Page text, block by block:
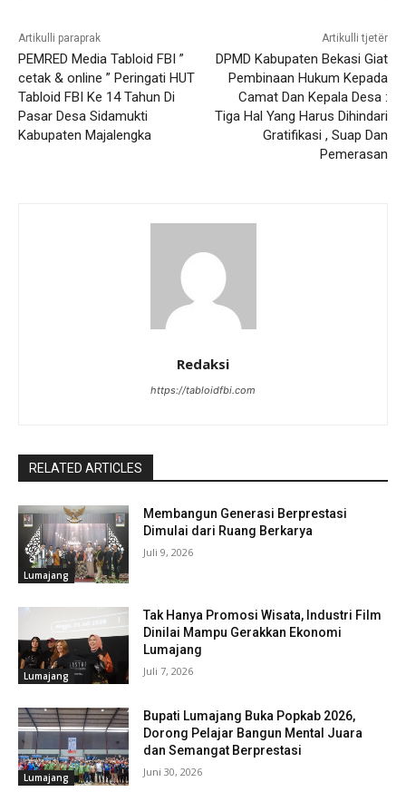
Artikulli paraprak
PEMRED Media Tabloid FBI ”
cetak & online ” Peringati HUT
Tabloid FBI Ke 14 Tahun Di
Pasar Desa Sidamukti
Kabupaten Majalengka
Artikulli tjetër
DPMD Kabupaten Bekasi Giat
Pembinaan Hukum Kepada
Camat Dan Kepala Desa :
Tiga Hal Yang Harus Dihindari
Gratifikasi , Suap Dan
Pemerasan
Redaksi
https://tabloidfbi.com
RELATED ARTICLES
Lumajang
Membangun Generasi Berprestasi
Dimulai dari Ruang Berkarya
Juli 9, 2026
Lumajang
Tak Hanya Promosi Wisata, Industri Film
Dinilai Mampu Gerakkan Ekonomi
Lumajang
Juli 7, 2026
Lumajang
Bupati Lumajang Buka Popkab 2026,
Dorong Pelajar Bangun Mental Juara
dan Semangat Berprestasi
Juni 30, 2026